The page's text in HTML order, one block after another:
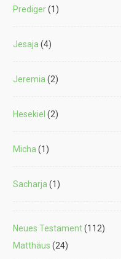
Prediger(1)
Jesaja (4)
Jeremia (2)
Hesekiel (2)
Micha (1)
Sacharja (1)
Neues Testament(112)
Matthäus (24)